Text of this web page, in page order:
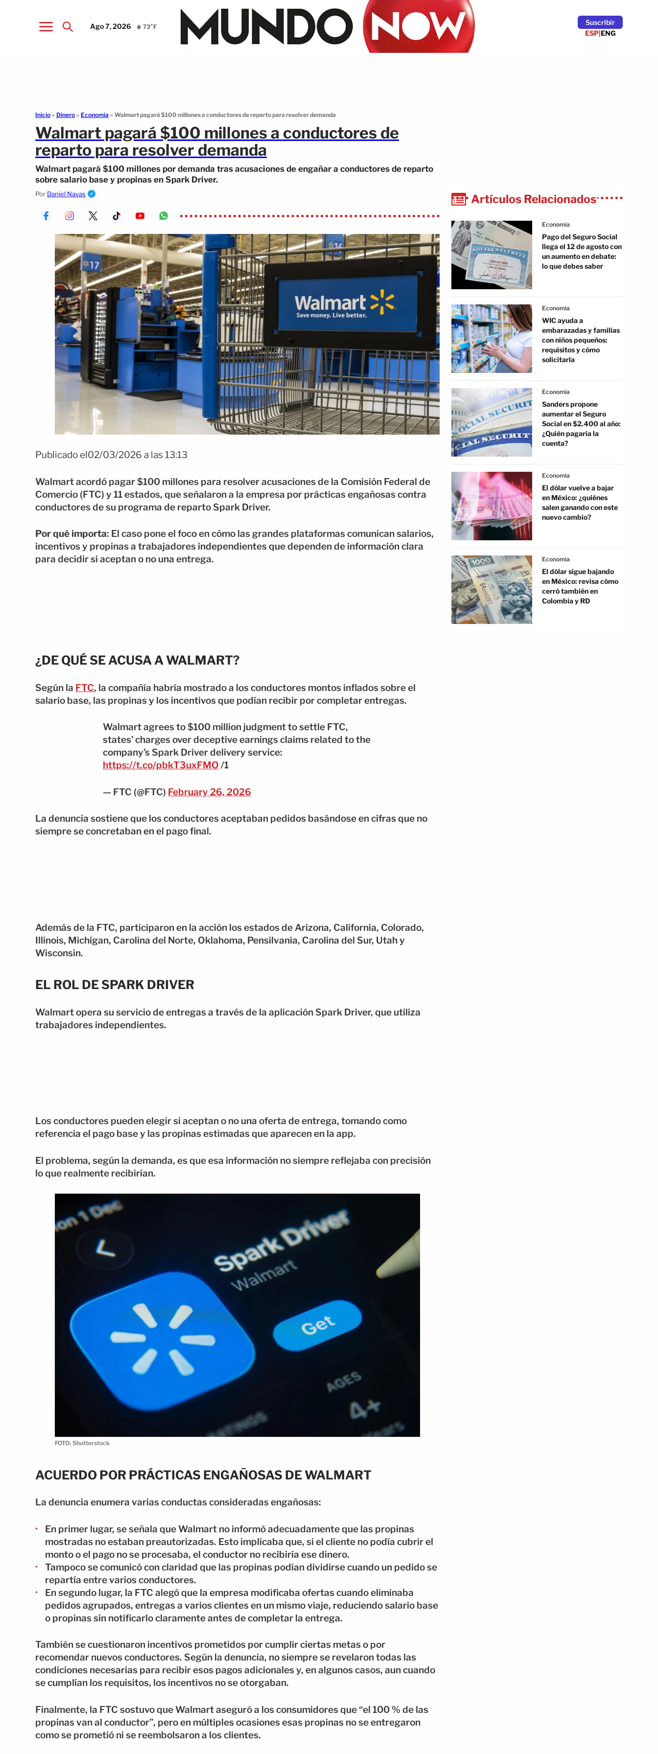
Ago 7, 2026 ☀️ 73°F
Suscribír
ESP|ENG
Inicio » Dinero » Economía » Walmart pagará $100 millones a conductores de reparto para resolver demanda
Walmart pagará $100 millones a conductores de
reparto para resolver demanda
Walmart pagará $100 millones por demanda tras acusaciones de engañar a conductores de reparto
sobre salario base y propinas en Spark Driver.
Por Daniel Navas
Publicado el02/03/2026 a las 13:13
Walmart acordó pagar $100 millones para resolver acusaciones de la Comisión Federal de
Comercio (FTC) y 11 estados, que señalaron a la empresa por prácticas engañosas contra
conductores de su programa de reparto Spark Driver.
Por qué importa: El caso pone el foco en cómo las grandes plataformas comunican salarios,
incentivos y propinas a trabajadores independientes que dependen de información clara
para decidir si aceptan o no una entrega.
¿DE QUÉ SE ACUSA A WALMART?
Según la FTC, la compañía habría mostrado a los conductores montos inflados sobre el
salario base, las propinas y los incentivos que podían recibir por completar entregas.
Walmart agrees to $100 million judgment to settle FTC,
states’ charges over deceptive earnings claims related to the
company’s Spark Driver delivery service:
https://t.co/pbkT3uxFMO /1
— FTC (@FTC) February 26, 2026
La denuncia sostiene que los conductores aceptaban pedidos basándose en cifras que no
siempre se concretaban en el pago final.
Además de la FTC, participaron en la acción los estados de Arizona, California, Colorado,
Illinois, Michigan, Carolina del Norte, Oklahoma, Pensilvania, Carolina del Sur, Utah y
Wisconsin.
EL ROL DE SPARK DRIVER
Walmart opera su servicio de entregas a través de la aplicación Spark Driver, que utiliza
trabajadores independientes.
Los conductores pueden elegir si aceptan o no una oferta de entrega, tomando como
referencia el pago base y las propinas estimadas que aparecen en la app.
El problema, según la demanda, es que esa información no siempre reflejaba con precisión
lo que realmente recibirían.
FOTO: Shutterstock
ACUERDO POR PRÁCTICAS ENGAÑOSAS DE WALMART
La denuncia enumera varias conductas consideradas engañosas:
En primer lugar, se señala que Walmart no informó adecuadamente que las propinas
mostradas no estaban preautorizadas. Esto implicaba que, si el cliente no podía cubrir el
monto o el pago no se procesaba, el conductor no recibiría ese dinero.
Tampoco se comunicó con claridad que las propinas podían dividirse cuando un pedido se
repartía entre varios conductores.
En segundo lugar, la FTC alegó que la empresa modificaba ofertas cuando eliminaba
pedidos agrupados, entregas a varios clientes en un mismo viaje, reduciendo salario base
o propinas sin notificarlo claramente antes de completar la entrega.
También se cuestionaron incentivos prometidos por cumplir ciertas metas o por
recomendar nuevos conductores. Según la denuncia, no siempre se revelaron todas las
condiciones necesarias para recibir esos pagos adicionales y, en algunos casos, aun cuando
se cumplían los requisitos, los incentivos no se otorgaban.
Finalmente, la FTC sostuvo que Walmart aseguró a los consumidores que “el 100 % de las
propinas van al conductor”, pero en múltiples ocasiones esas propinas no se entregaron
como se prometió ni se reembolsaron a los clientes.
Artículos Relacionados
Economia
Pago del Seguro Social
llega el 12 de agosto con
un aumento en debate:
lo que debes saber
Economia
WIC ayuda a
embarazadas y familias
con niños pequeños:
requisitos y cómo
solicitarla
Economia
Sanders propone
aumentar el Seguro
Social en $2.400 al año:
¿Quién pagaría la
cuenta?
Economia
El dólar vuelve a bajar
en México: ¿quiénes
salen ganando con este
nuevo cambio?
Economia
El dólar sigue bajando
en México: revisa cómo
cerró también en
Colombia y RD